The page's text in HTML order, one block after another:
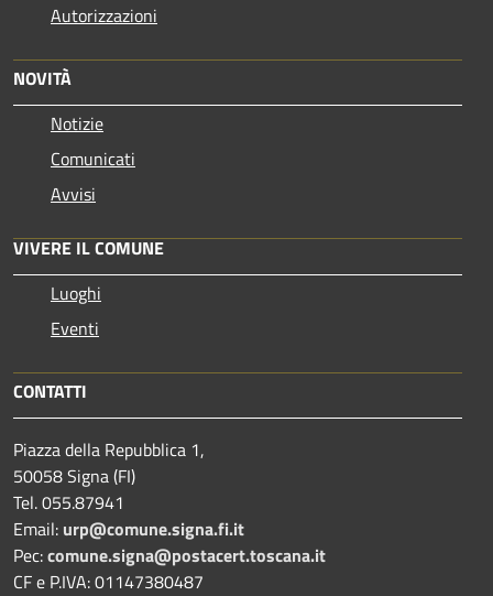
Autorizzazioni
NOVITÀ
Notizie
Comunicati
Avvisi
VIVERE IL COMUNE
Luoghi
Eventi
CONTATTI
Piazza della Repubblica 1,
50058 Signa (FI)
Tel. 055.87941
Email: urp@comune.signa.fi.it
Pec:comune.signa@postacert.toscana.it
CF e P.IVA: 01147380487